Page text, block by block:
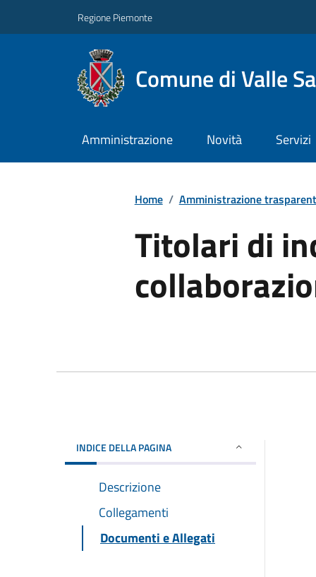
Regione Piemonte
Comune di Valle
Amministrazione Novità Servizi
Home / Amministrazione
Titolari di
INDICE DELLA PAGINA
Descrizione
Collegamenti
Documenti e Allegati